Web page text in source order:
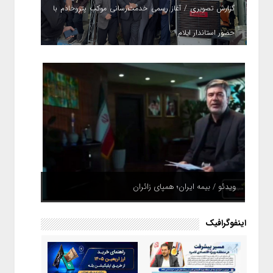
گزارش تصویری / آغاز رسمی خدمت‌رسانی موکب پتروخادم با
حضور استاندار ایلام
ویدئو / بیمه ایران؛ همپای زائران
اینفوگرافیک